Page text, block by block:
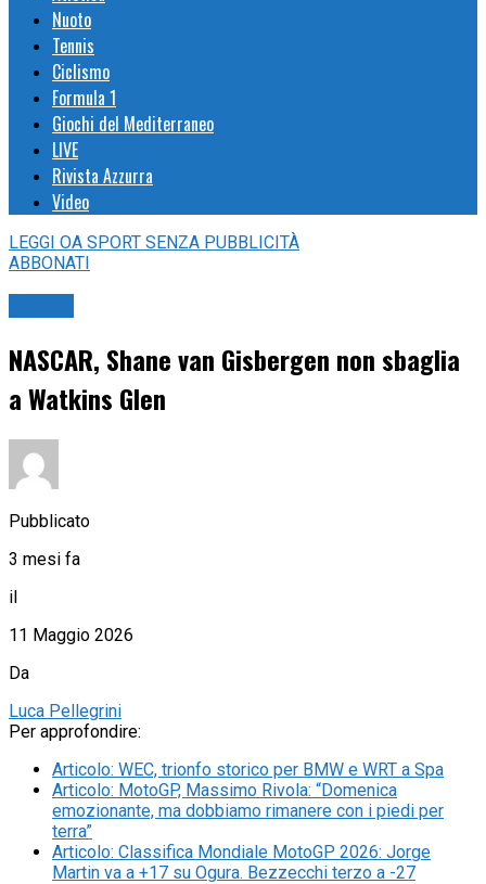
Nuoto
Tennis
Ciclismo
Formula 1
Giochi del Mediterraneo
LIVE
Rivista Azzurra
Video
LEGGI OA SPORT SENZA PUBBLICITÀ
ABBONATI
NASCAR, Shane van Gisbergen non sbaglia
a Watkins Glen
Pubblicato
3 mesi fa
il
11 Maggio 2026
Da
Luca Pellegrini
Per approfondire:
Articolo: WEC, trionfo storico per BMW e WRT a Spa
Articolo: MotoGP, Massimo Rivola: “Domenica
emozionante, ma dobbiamo rimanere con i piedi per
terra”
Articolo: Classifica Mondiale MotoGP 2026: Jorge
Martin va a +17 su Ogura. Bezzecchi terzo a -27